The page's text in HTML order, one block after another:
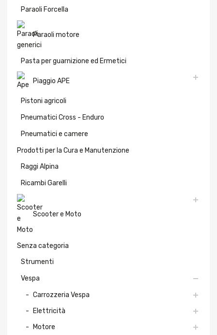
Paraoli Forcella
Paraoli motore
Pasta per guarnizione ed Ermetici
Piaggio APE
Pistoni agricoli
Pneumatici Cross - Enduro
Pneumatici e camere
Prodotti per la Cura e Manutenzione
Raggi Alpina
Ricambi Garelli
Scooter e Moto
Senza categoria
Strumenti
Vespa
Carrozzeria Vespa
Elettricità
Motore